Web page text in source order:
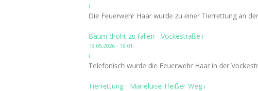
)
Die Feuerwehr Haar wurde zu einer Tierrettung an
Baum droht zu fallen - Vockestraße (
16.05.2026 - 18:01
)
Telefonisch wurde die Feuerwehr Haar in der
Tierrettung - Marieluise-Fleißer-Weg (